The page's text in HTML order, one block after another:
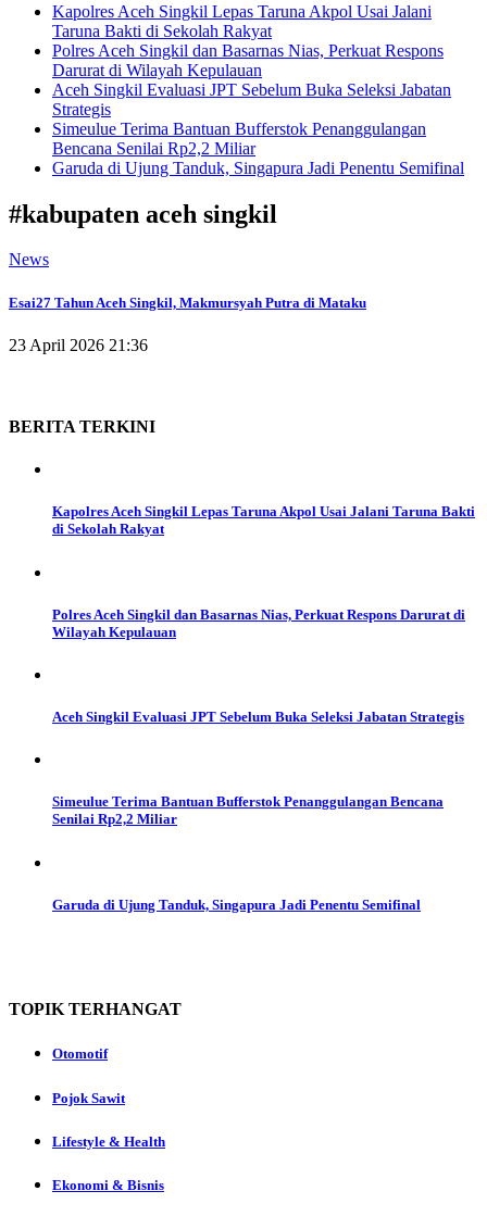
Kapolres Aceh Singkil Lepas Taruna Akpol Usai Jalani
Taruna Bakti di Sekolah Rakyat
Polres Aceh Singkil dan Basarnas Nias, Perkuat Respons
Darurat di Wilayah Kepulauan
Aceh Singkil Evaluasi JPT Sebelum Buka Seleksi Jabatan
Strategis
Simeulue Terima Bantuan Bufferstok Penanggulangan
Bencana Senilai Rp2,2 Miliar
Garuda di Ujung Tanduk, Singapura Jadi Penentu Semifinal
#kabupaten aceh singkil
News
Esai27 Tahun Aceh Singkil, Makmursyah Putra di Mataku
23 April 2026 21:36
BERITA TERKINI
Kapolres Aceh Singkil Lepas Taruna Akpol Usai Jalani Taruna Bakti
di Sekolah Rakyat
Polres Aceh Singkil dan Basarnas Nias, Perkuat Respons Darurat di
Wilayah Kepulauan
Aceh Singkil Evaluasi JPT Sebelum Buka Seleksi Jabatan Strategis
Simeulue Terima Bantuan Bufferstok Penanggulangan Bencana
Senilai Rp2,2 Miliar
Garuda di Ujung Tanduk, Singapura Jadi Penentu Semifinal
TOPIK TERHANGAT
Otomotif
Pojok Sawit
Lifestyle & Health
Ekonomi & Bisnis